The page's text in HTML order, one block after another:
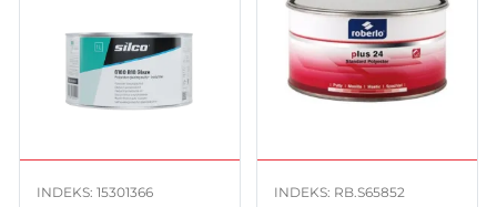
INDEKS: 15301366 INDEKS: RB.S65852